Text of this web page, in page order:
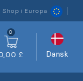
Shop i Europa
0
£ Dansk